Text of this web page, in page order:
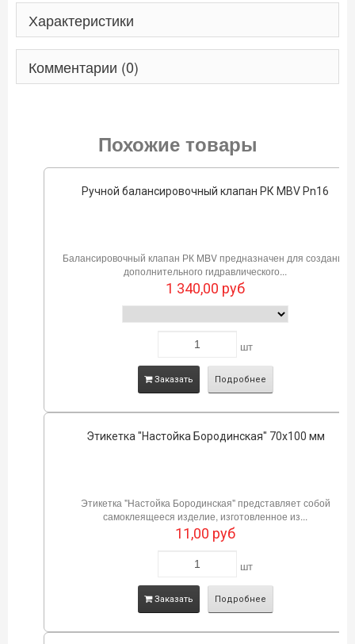
Характеристики
Комментарии (0)
Похожие товары
Ручной балансировочный клапан РК MBV Pn16
Балансировочный клапан РК MBV предназначен для создания
дополнительного гидравлического...
1 340,00 руб
шт
Заказать Подробнее
Этикетка "Настойка Бородинская" 70х100 мм
Этикетка "Настойка Бородинская" представляет собой
самоклеящееся изделие, изготовленное из...
11,00 руб
шт
Заказать Подробнее